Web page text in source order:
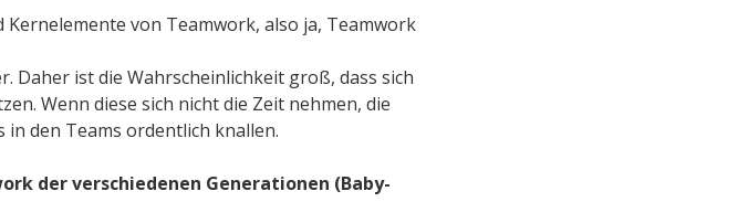
von Teamwork, also ja, Teamwork
Daher ist die Wahrscheinlichkeit groß, dass sich
Wenn diese sich nicht die Zeit nehmen, die
den Teams ordentlich knallen.
der verschiedenen Generationen (Baby-